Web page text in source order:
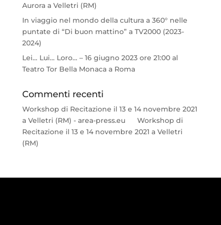
Aurora a Velletri (RM)
In viaggio nel mondo della cultura a 360° nelle
puntate di “Di buon mattino” a TV2000 (2023-
2024)
Lei… Lui… Loro… – 16 giugno 2023 ore 21:00 al
Teatro Tor Bella Monaca a Roma
Commenti recenti
Workshop di Recitazione il 13 e 14 novembre 2021
a Velletri (RM) - area-press.eusu Workshop di
Recitazione il 13 e 14 novembre 2021 a Velletri
(RM)